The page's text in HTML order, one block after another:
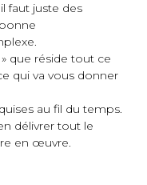
faut juste des
que réside tout ce
qui va vous donner
au fil du temps.
délivrer tout le
en œuvre.